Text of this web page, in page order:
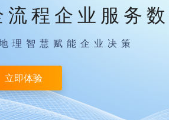
流程企业服务
理智慧赋能企业决策
立即体验